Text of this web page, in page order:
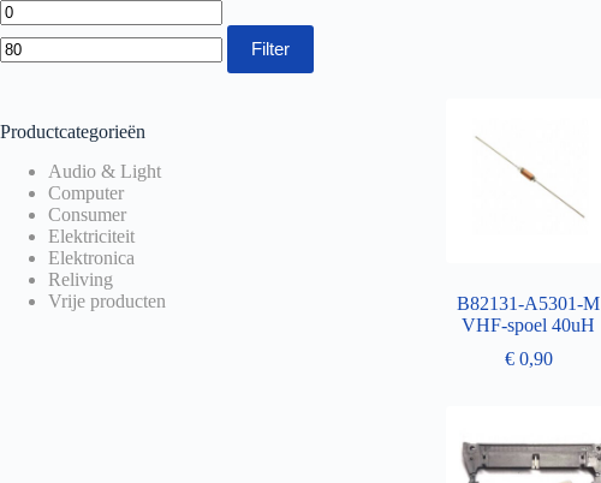
B82131-A5301-M
VHF-spoel 40uH
€0,90
Filter
Productcategorieën
Audio & Light
Computer
Consumer
Elektriciteit
Elektronica
Reliving
Vrije producten